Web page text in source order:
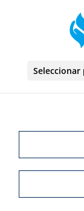
Seleccionar